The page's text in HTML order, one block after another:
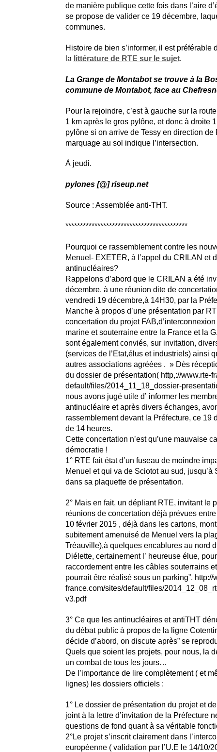
de manière publique cette fois dans l’aire
se propose de valider ce 19 décembre,
communes.
Histoire de bien s’informer, il est préférable
la littérature de RTE sur le sujet.
La Grange de Montabot se trouve à la
commune de Montabot, face au
Pour la rejoindre, c’est à gauche sur la
1 km après le gros pylône, et donc à droite
pylône si on arrive de Tessy en direction de
marquage au sol indique l’intersection.
À jeudi.
pylones [@] riseup.net
Source : Assemblée anti-THT.
******************************************
Pourquoi ce rassemblement contre les
Menuel- EXETER, à lʼappel du CRILAN et
antinucléaires?
Rappelons dʼabord que le CRILAN a été
décembre, à une réunion dite de
vendredi 19 décembre,à 14H30, par la
Manche à propos dʼune présentation par
concertation du projet
marine et souterraine entre la France et la
sont également conviés, sur invitation,
(services de lʼEtat,élus et industriels) ainsi
autres associations agréées . » Dès
du dossier de présentation( http,://www.rte-
default/files/2014_11_18_dossier-
nous avons jugé utile dʼ informer les
antinucléaire et après divers échanges,
rassemblement devant la Préfecture, ce 19
de 14 heures.
Cette concertation nʼest quʼune mauvaise
démocratie !
1° RTE fait état dʼun fuseau de moindre
Menuel et qui va de Sciotot au sud, jusquʼà
dans sa plaquette de présentation.
2° Mais en fait, un dépliant RTE, invitant le
réunions de concertation déjà prévues
10 février 2015 , déjà dans les cartons,
subitement amenuisé de Menuel vers la
Tréauville),à quelques encablures au nord
Diélette, certainement lʼ heureuse élue,
raccordement entre les câbles souterrains
pourrait être réalisé sous un parking”. http://
france.com/sites/default/ﬁles/
v3.pdf
3° Ce que les antinucléaires et antiTHT
du débat public à propos de la ligne
décide dʼabord, on discute après” se
Quels que soient les projets, pour nous, la
un combat de tous les jours…
De lʼimportance de lire complètement ( et
lignes) les dossiers ofﬁciels :
1° Le dossier de présentation du projet et
joint à la lettre dʼinvitation de la Préfecture
questions de fond quant à sa véritable
2°Le projet sʼinscrit clairement dans
européenne ( validation par lʼU.E le 14/10/